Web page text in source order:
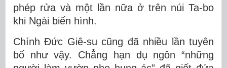
phép rửa và một lần nữa ở trên núi Ta-bo
khi Ngài biến hình.
Chính Đức Giê-su cũng đã nhiều lần tuyên
bố như vậy. Chẳng hạn dụ ngôn “những